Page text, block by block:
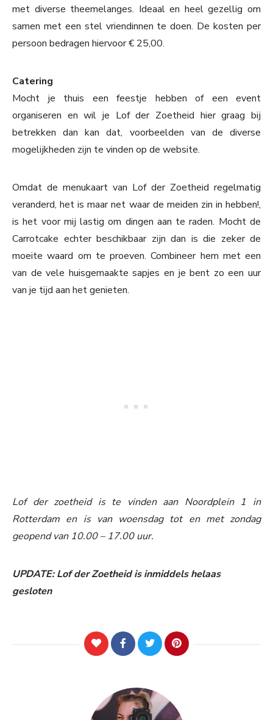
met diverse theemelanges. Ideaal en heel gezellig om
samen met een stel vriendinnen te doen. De kosten per
persoon bedragen hiervoor € 25,00.
Catering
Mocht je thuis een feestje hebben of een event
organiseren en wil je Lof der Zoetheid hier graag bij
betrekken dan kan dat, voorbeelden van de diverse
mogelijkheden zijn te vinden op de website.
Omdat de menukaart van Lof der Zoetheid regelmatig
veranderd, het is maar net waar de meiden zin in hebben!,
is het voor mij lastig om dingen aan te raden. Mocht de
Carrotcake echter beschikbaar zijn dan is die zeker de
moeite waard om te proeven. Combineer hem met een
van de vele huisgemaakte sapjes en je bent zo een uur
van je tijd aan het genieten.
Lof der zoetheid is te vinden aan Noordplein 1 in
Rotterdam en is van woensdag tot en met zondag
geopend van 10.00 – 17.00 uur.
UPDATE: Lof der Zoetheid is inmiddels helaas
gesloten